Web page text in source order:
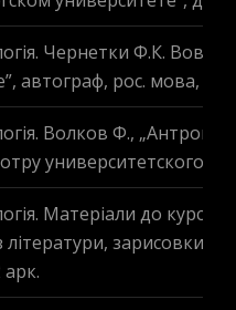
Чернетки Ф.К. Вовка
автограф, рос. мова, 6
Волков Ф.,
университетского
Матеріали до курсу
літератури, зарисовки,